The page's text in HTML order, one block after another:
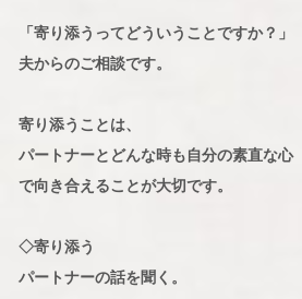
「寄り添うってどういうことですか？」
夫からのご相談です。
寄り添うことは、
パートナーとどんな時も自分の素直な心
で向き合えることが大切です。
◇寄り添う
パートナーの話を聞く。